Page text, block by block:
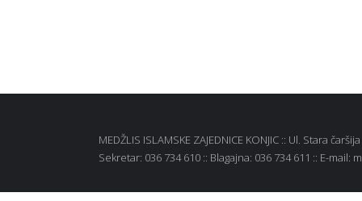
MEDŽLIS ISLAMSKE ZAJEDNICE KONJIC :: Ul. Stara
Sekretar: 036 734 610 :: Blagajna: 036 734 611 :: E-mail: